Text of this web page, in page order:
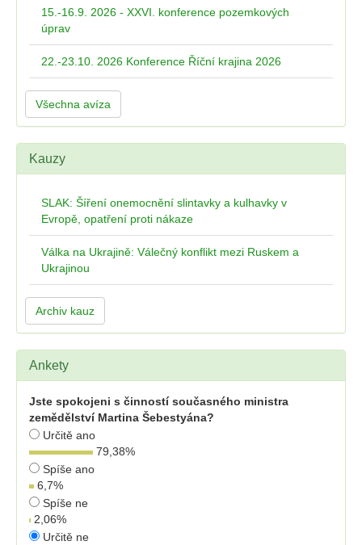
15.-16.9. 2026 - XXVI. konference pozemkových
úprav
22.-23.10. 2026 Konference Říční krajina 2026
Všechna avíza
Kauzy
SLAK: Šíření onemocnění slintavky a kulhavky v
Evropě, opatření proti nákaze
Válka na Ukrajině: Válečný konflikt mezi Ruskem a
Ukrajinou
Archiv kauz
Ankety
Jste spokojeni s činností současného ministra
zemědělství Martina Šebestyána?
Určitě ano
79,38%
Spíše ano
6,7%
Spíše ne
2,06%
Určitě ne